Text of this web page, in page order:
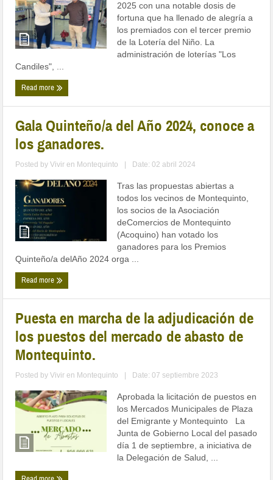
2025 con una notable dosis de
fortuna que ha llenado de alegría a
los premiados con el tercer premio
de la Lotería del Niño. La
administración de loterías "Los
Candiles", ...
Read more
Gala Quinteño/a del Año 2024, conoce a
los ganadores.
Posted byVivir en Montequinto Date: 02 abril 2024
Tras las propuestas abiertas a
todos los vecinos de Montequinto,
los socios de la Asociación
deComercios de Montequinto
(Acoquino) han votado los
ganadores para los Premios
Quinteño/a delAño 2024 orga ...
Read more
Puesta en marcha de la adjudicación de
los puestos del mercado de abasto de
Montequinto.
Posted byVivir en Montequinto Date: 07 septiembre 2023
Aprobada la licitación de puestos en
los Mercados Municipales de Plaza
del Emigrante y Montequinto La
Junta de Gobierno Local del pasado
día 1 de septiembre, a iniciativa de
la Delegación de Salud, ...